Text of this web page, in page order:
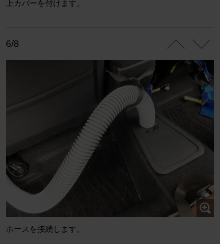
上カバーを付けます。
6/8
ホースを接続します。